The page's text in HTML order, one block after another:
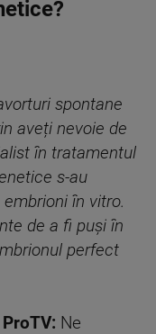
spontane
aveți nevoie de
în tratamentul
s-au
în vitro.
de a fi puși în
perfect
Ne